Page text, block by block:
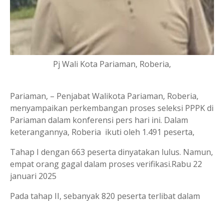
Pj Wali Kota Pariaman, Roberia,
Pariaman, – Penjabat Walikota Pariaman, Roberia,
menyampaikan perkembangan proses seleksi PPPK di
Pariaman dalam konferensi pers hari ini. Dalam
keterangannya, Roberia ikuti oleh 1.491 peserta,
Tahap I dengan 663 peserta dinyatakan lulus. Namun,
empat orang gagal dalam proses verifikasi.Rabu 22
januari 2025
Pada tahap II, sebanyak 820 peserta terlibat dalam